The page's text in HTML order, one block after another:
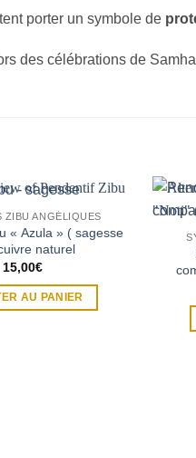
porter un symbole de
des célébrations de
ZIBU ANGÉLIQUES
« Azula » ( sagesse
naturel
15,00€
AU PANIER